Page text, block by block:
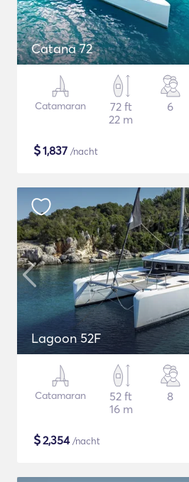
Catana 72
Catamaran
72 ft
22 m
6
$1,837 /nacht
Lagoon 52F
Catamaran
52 ft
16 m
8
$2,354/nacht